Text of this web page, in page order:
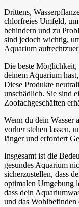
Drittens,
chlorfreies Umfeld,
behindern und zu
sind jedoch wichtig,
Aquarium
Die beste Möglichkeit,
deinem Aquarium
Diese Produkte
unschädlich. Sie sind
Zoofachgeschäften
Wenn du dein Wasser
vorher stehen lassen,
länger und erfordert
Insgesamt ist die
gesundes Aquarium
sicherzustellen, dass
optimalen Umgebung
dass dein
und das